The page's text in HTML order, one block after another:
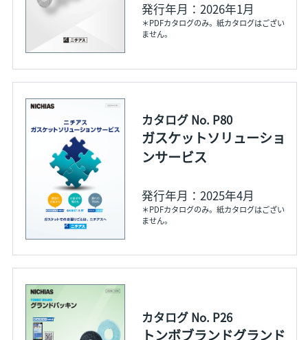
発行年月：2026年1月
＊PDFカタログのみ。紙カタログはござい
ません。
カタログ No. P80
ガスケットソリューショ
ンサービス
発行年月：2025年4月
＊PDFカタログのみ。紙カタログはござい
ません。
カタログ No. P26
トンボブランドグランド